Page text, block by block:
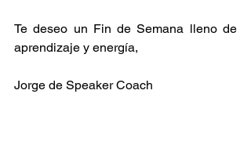
Te deseo un Fin de Semana lleno de
aprendizaje y energía,
Jorge de Speaker Coach